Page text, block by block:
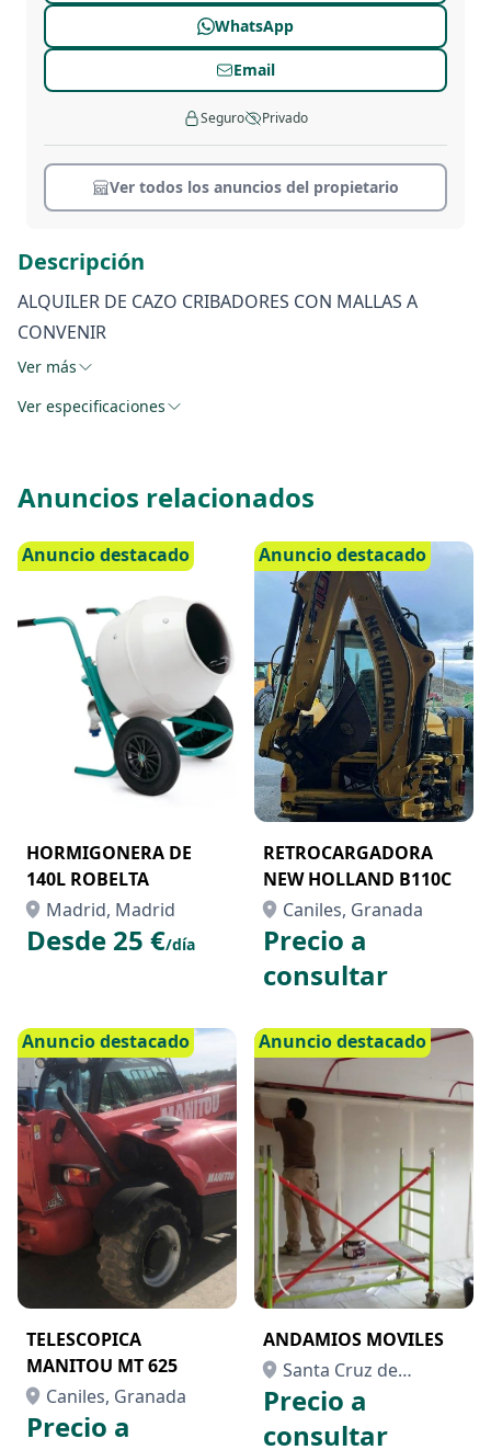
Descripción
ALQUILER DE CAZO CRIBADORES CON MALLAS A
CONVENIR
Ver más
Ver especificaciones
WhatsApp
Email
Seguro Privado
Ver todos los anuncios del propietario
Anuncios relacionados
Anuncio destacado
HORMIGONERA DE
140L ROBELTA
Madrid, Madrid
Desde 25 €/día
Anuncio destacado
RETROCARGADORA
NEW HOLLAND B110C
Caniles, Granada
Precio a
consultar
Anuncio destacado
TELESCOPICA
MANITOU MT 625
Caniles, Granada
Precio a
Anuncio destacado
ANDAMIOS MOVILES
Santa Cruz de
Tenerife, Santa Cruz
de Tenerife
Precio a
consultar